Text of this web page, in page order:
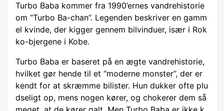
Turbo Baba kommer fra 1990’ernes vandrehistorie
om “Turbo Ba-chan”. Legenden beskriver en gamm
el kvinde, der kigger gennem bilvinduer, især i Rok
ko-bjergene i Kobe.
Turbo Baba er baseret på en ægte vandrehistorie,
hvilket gør hende til et “moderne monster”, der er
kendt for at skræmme bilister. Hun dukker ofte plu
dseligt op, mens nogen kører, og chokerer dem så